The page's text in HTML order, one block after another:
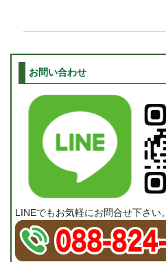
お問い合わせ
LINEでもお気軽にお問合せ下さい。